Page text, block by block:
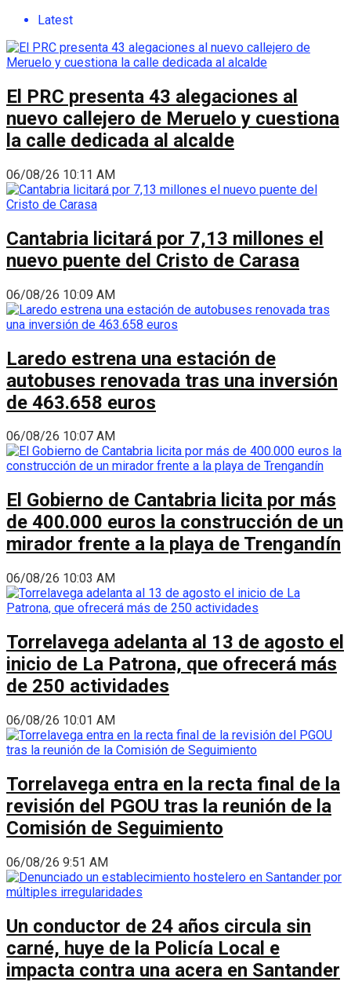
Latest
El PRC presenta 43 alegaciones al
nuevo callejero de Meruelo y cuestiona
la calle dedicada al alcalde
06/08/26 10:11 AM
Cantabria licitará por 7,13 millones el
nuevo puente del Cristo de Carasa
06/08/26 10:09 AM
Laredo estrena una estación de
autobuses renovada tras una inversión
de 463.658 euros
06/08/26 10:07 AM
El Gobierno de Cantabria licita por más
de 400.000 euros la construcción de un
mirador frente a la playa de Trengandín
06/08/26 10:03 AM
Torrelavega adelanta al 13 de agosto el
inicio de La Patrona, que ofrecerá más
de 250 actividades
06/08/26 10:01 AM
Torrelavega entra en la recta final de la
revisión del PGOU tras la reunión de la
Comisión de Seguimiento
06/08/26 9:51 AM
Un conductor de 24 años circula sin
carné, huye de la Policía Local e
impacta contra una acera en Santander